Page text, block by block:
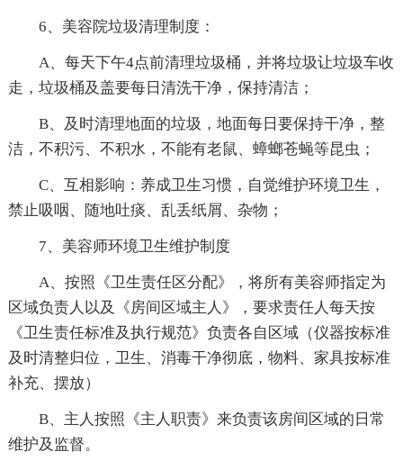
6、美容院垃圾清理制度：
A、每天下午4点前清理垃圾桶，并将垃圾让垃圾车收
走，垃圾桶及盖要每日清洗干净，保持清洁；
B、及时清理地面的垃圾，地面每日要保持干净，整
洁，不积污、不积水，不能有老鼠、蟑螂苍蝇等昆虫；
C、互相影响：养成卫生习惯，自觉维护环境卫生，
禁止吸咽、随地吐痰、乱丢纸屑、杂物；
7、美容师环境卫生维护制度
A、按照《卫生责任区分配》，将所有美容师指定为
区域负责人以及《房间区域主人》，要求责任人每天按
《卫生责任标准及执行规范》负责各自区域（仪器按标准
及时清整归位，卫生、消毒干净彻底，物料、家具按标准
补充、摆放）
B、主人按照《主人职责》来负责该房间区域的日常
维护及监督。